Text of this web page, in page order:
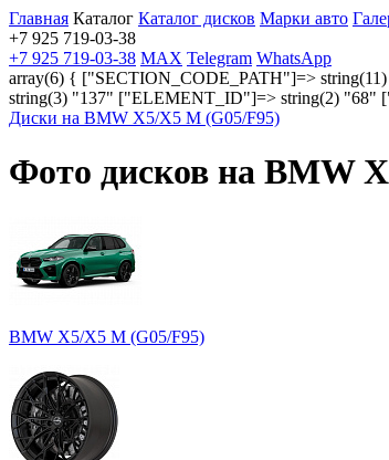
Главная Каталог Каталог дисков Марки авто
+7 925 719-03-38
+7 925 719-03-38 MAX Telegram WhatsApp
array(6) { ["SECTION_CODE_PATH"]=>
string(3) "137" ["ELEMENT_ID"]=> string(2) "68"
Диски на BMW X5/X5 M (G05/F95)
Фото дисков на BMW
BMW X5/X5 M (G05/F95)